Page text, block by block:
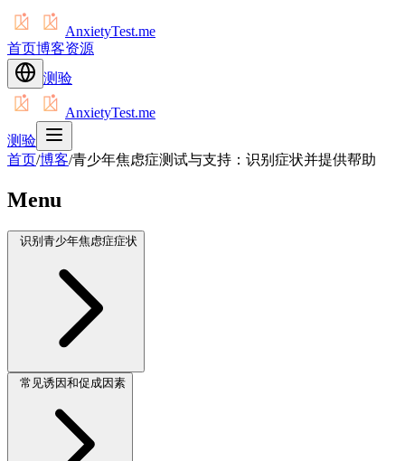
AnxietyTest.me
首页博客资源
测验
AnxietyTest.me
测验
首页/博客/青少年焦虑症测试与支持：识别症状并提供帮助
Menu
识别青少年焦虑症症状
常见诱因和促成因素